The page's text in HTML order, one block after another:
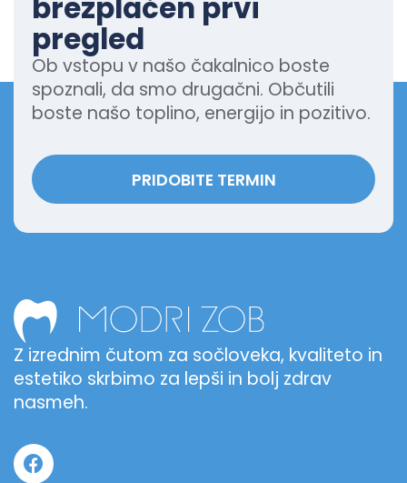
brezplačen prvi
pregled
Ob vstopu v našo čakalnico boste
spoznali, da smo drugačni. Občutili
boste našo toplino, energijo in pozitivo.
PRIDOBITE TERMIN
Z izrednim čutom za sočloveka, kvaliteto in
estetiko skrbimo za lepši in bolj zdrav
nasmeh.